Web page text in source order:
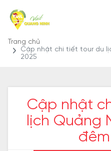
Trang chủ
Cập nhật chi tiết tour du
2025
Cập nhật
lịch Quảng